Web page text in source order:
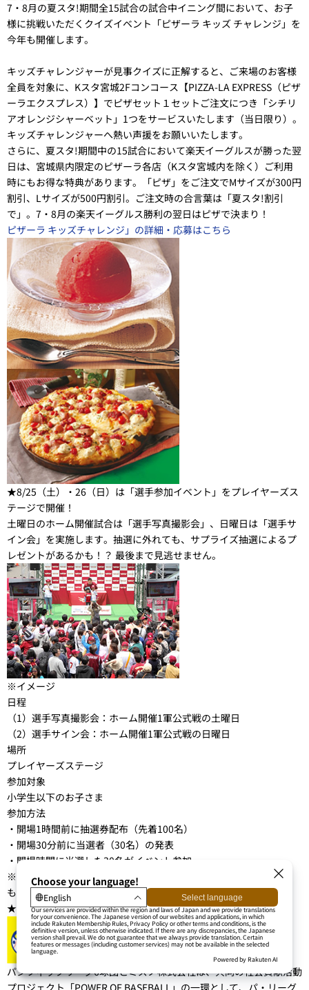
7・8月の夏スタ!期間全15試合の試合中イニング間において、お子
様に挑戦いただくクイズイベント「ピザーラ キッズ チャレンジ」を
今年も開催します。
キッズチャレンジャーが見事クイズに正解すると、ご来場のお客様
全員を対象に、Kスタ宮城2Fコンコース【PIZZA-LA EXPRESS（ピザ
ーラエクスプレス）】でピザセット１セットご注文につき「シチリ
アオレンジシャーベット」1つをサービスいたします（当日限り）。
キッズチャレンジャーへ熱い声援をお願いいたします。
さらに、夏スタ!期間中の15試合において楽天イーグルスが勝った翌
日は、宮城県内限定のピザーラ各店（Kスタ宮城内を除く）ご利用
時にもお得な特典があります。「ピザ」をご注文でMサイズが300円
割引、Lサイズが500円割引。ご注文時の合言葉は「夏スタ!割引
で」。7・8月の楽天イーグルス勝利の翌日はピザで決まり！
ピザーラ キッズチャレンジ」の詳細・応募はこちら
★8/25（土）・26（日）は「選手参加イベント」をプレイヤーズス
テージで開催！
土曜日のホーム開催試合は「選手写真撮影会」、日曜日は「選手サ
イン会」を実施します。抽選に外れても、サプライズ抽選によるプ
レゼントがあるかも！？ 最後まで見逃せません。
※イメージ
日程
（1）選手写真撮影会：ホーム開催1軍公式戦の土曜日
（2）選手サイン会：ホーム開催1軍公式戦の日曜日
場所
プレイヤーズステージ
参加対象
小学生以下のお子さま
参加方法
・開場1時間前に抽選券配布（先着100名）
・開場30分前に当選者（30名）の発表
・開場時間に当選した30名がイベント参加
※抽選に外れても、サプライズ抽選によるプレゼントがあるか
も！？ 最後まで見逃せません。
★8/25（土）・26（日）「ミズノやきゅう基地イベント」を開催
パシフィックリーグ6球団とミズノ株式会社は、共同の社会貢献活動
プロジェクト「POWER OF BASEBALL」の一環として、パ・リーグ